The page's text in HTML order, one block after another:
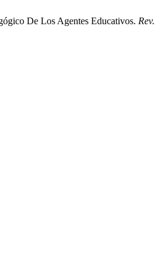
De Los Agentes Educativos. Rev.